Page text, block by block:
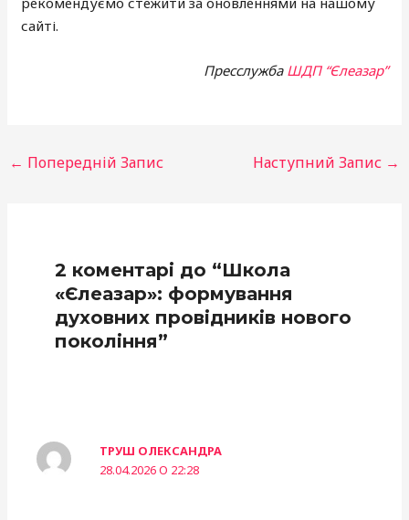
сайті.
Пресслужба ШДП “Єлеазар”
← Попередній Запис Наступний Запис →
2 коментарі до “Школа
«Єлеазар»: формування
духовних провідників нового
покоління”
ТРУШ ОЛЕКСАНДРА
28.04.2026 О 22:28